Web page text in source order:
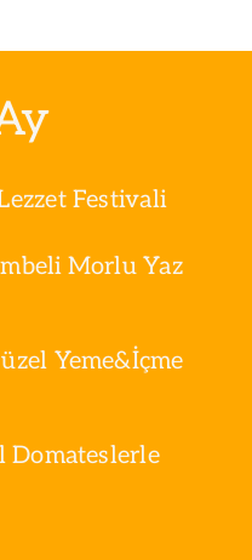
Festivali
Morlu Yaz
Yeme&İçme
Domateslerle